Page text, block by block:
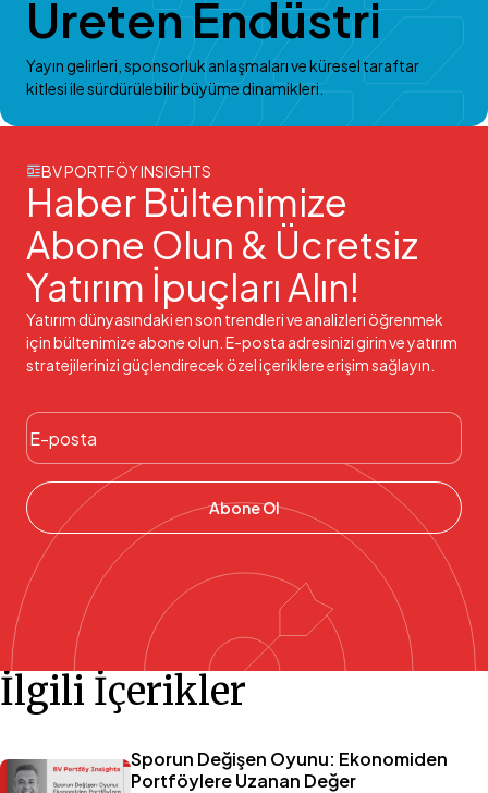
Üreten Endüstri
Yayın gelirleri, sponsorluk anlaşmaları ve küresel taraftar
kitlesi ile sürdürülebilir büyüme dinamikleri.
BV PORTFÖY INSIGHTS
Haber Bültenimize
Abone Olun & Ücretsiz
Yatırım İpuçları Alın!
Yatırım dünyasındaki en son trendleri ve analizleri öğrenmek
için bültenimize abone olun. E-posta adresinizi girin ve yatırım
stratejilerinizi güçlendirecek özel içeriklere erişim sağlayın.
Abone Ol
İlgili İçerikler
Sporun Değişen Oyunu: Ekonomiden
Portföylere Uzanan Değer